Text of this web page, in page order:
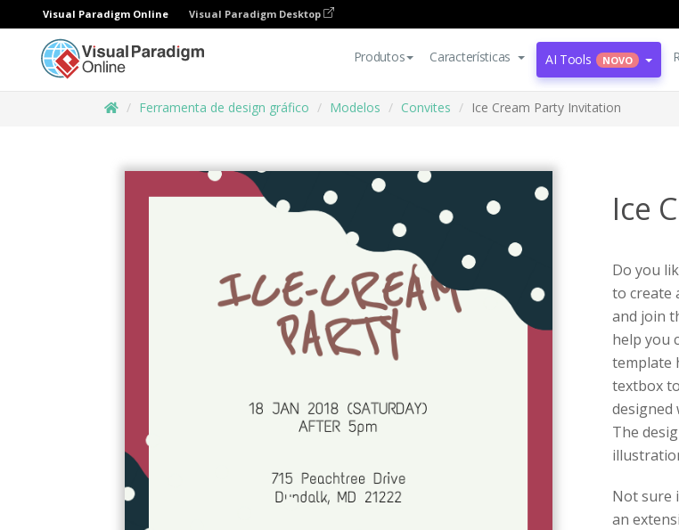
Visual Paradigm Online Visual Paradigm Desktop
Produtos Características AI Tools NOVO
Ferramenta de design gráfico Modelos Convites Ice Cream Party Invitation
Ice
Do you
to create
and join
help you
template
textbox
designed
The
Not sure
an